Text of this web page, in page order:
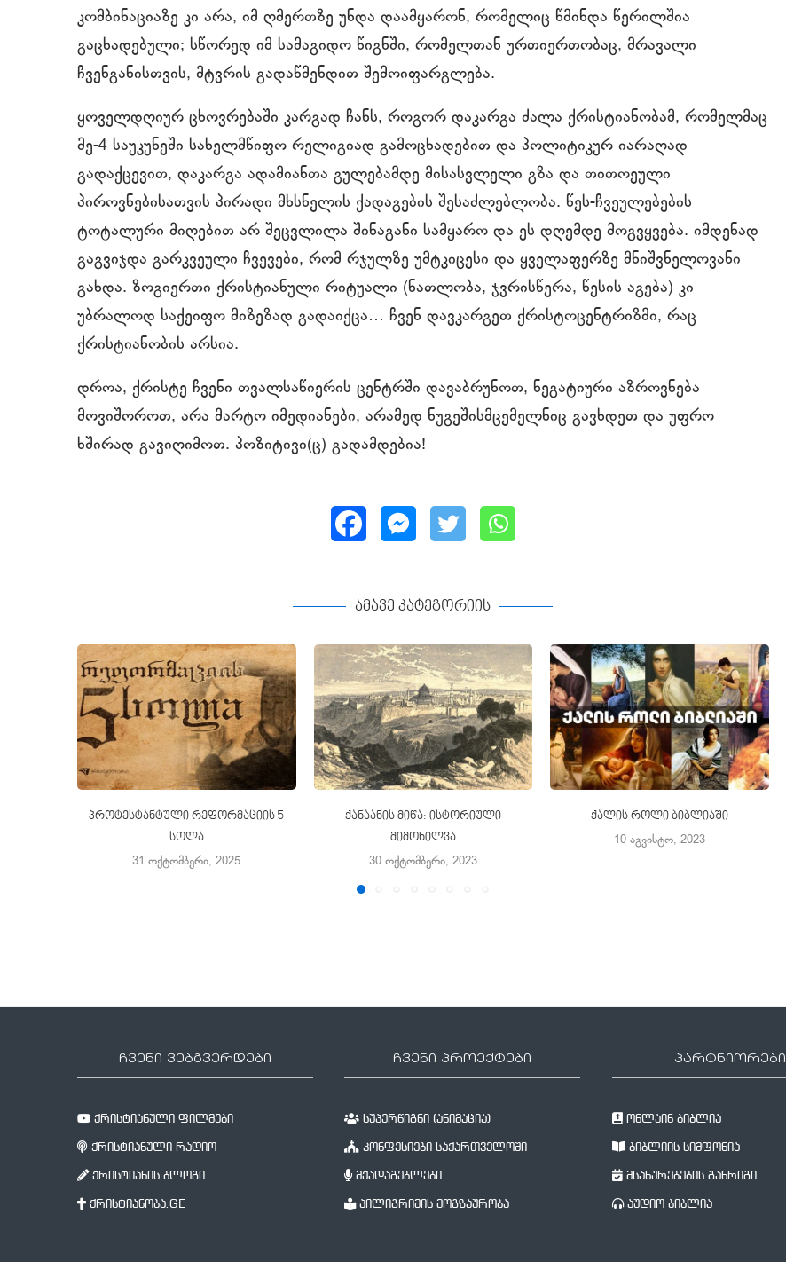
კომბინაციაზე კი არა, იმ ღმერთზე უნდა დაამყარონ, რომელიც წმინდა წერილშია
გაცხადებული; სწორედ იმ სამაგიდო წიგნში, რომელთან ურთიერთობაც, მრავალი
ჩვენგანისთვის, მტვრის გადაწმენდით შემოიფარგლება.
ყოველდღიურ ცხოვრებაში კარგად ჩანს, როგორ დაკარგა ძალა ქრისტიანობამ, რომელმაც
მე-4 საუკუნეში სახელმწიფო რელიგიად გამოცხადებით და პოლიტიკურ იარაღად
გადაქცევით, დაკარგა ადამიანთა გულებამდე მისასვლელი გზა და თითოეული
პიროვნებისათვის პირადი მხსნელის ქადაგების შესაძლებლობა. წეს-ჩვეულებების
ტოტალური მიღებით არ შეცვლილა შინაგანი სამყარო და ეს დღემდე მოგვყვება. იმდენად
გაგვიჯდა გარკვეული ჩვევები, რომ რჯულზე უმტკიცესი და ყველაფერზე მნიშვნელოვანი
გახდა. ზოგიერთი ქრისტიანული რიტუალი (ნათლობა, ჯვრისწერა, წესის აგება) კი
უბრალოდ საქეიფო მიზეზად გადაიქცა… ჩვენ დავკარგეთ ქრისტოცენტრიზმი, რაც
ქრისტიანობის არსია.
დროა, ქრისტე ჩვენი თვალსაწიერის ცენტრში დავაბრუნოთ, ნეგატიური აზროვნება
მოვიშოროთ, არა მარტო იმედიანები, არამედ ნუგეშისმცემელნიც გავხდეთ და უფრო
ხშირად გავიღიმოთ. პოზიტივი(ც) გადამდებია!
ამავე კატეგორიის
პროტესტანტული რეფორმაციის 5
სოლა
31 ოქტომბერი, 2025
ქანაანის მიწა: ისტორიული
მიმოხილვა
30 ოქტომბერი, 2023
ქალის როლი ბიბლიაში
10 აგვისტო, 2023
ჩვენი ვებგვერდები
ქრისტიანული ფილმები
ქრისტიანული რადიო
ქრისტიანის ბლოგი
ქრისტიანობა.GE
ჩვენი პროექტები
სუპერწიგნი (ანიმაცია)
კონფესიები საქართველოში
მქადაგებლები
პილიგრიმის მოგზაურობა
პარტნიორები
ონლაინ ბიბლია
ბიბლიის სიმფონია
მსახურებების განრიგი
აუდიო ბიბლია